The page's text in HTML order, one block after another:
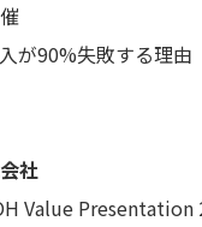
が90%失敗する理由
社
Value Presentation